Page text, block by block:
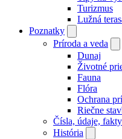
Turizmus
Lužná
Poznatky
Príroda a veda
Dunaj
Životné
Fauna
Flóra
Ochrana
Riečne
Čísla, údaje, fakty
História